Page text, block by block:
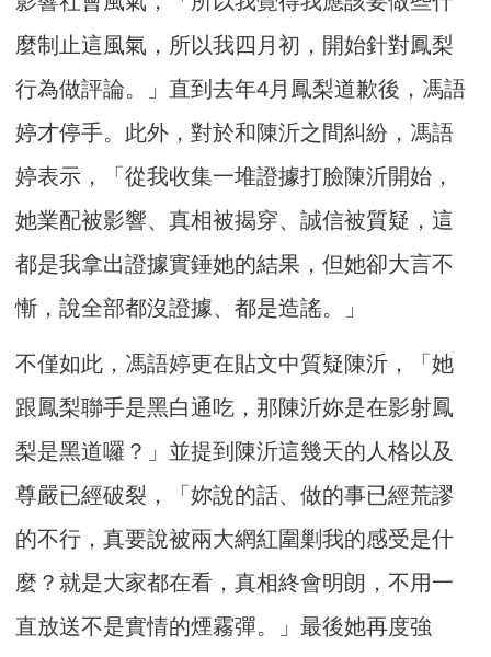
麼制止這風氣，所以我四月初，開始針對鳳梨
行為做評論。」直到去年4月鳳梨道歉後，馮語
婷才停手。此外，對於和陳沂之間糾紛，馮語
婷表示，「從我收集一堆證據打臉陳沂開始，
她業配被影響、真相被揭穿、誠信被質疑，這
都是我拿出證據實錘她的結果，但她卻大言不
慚，說全部都沒證據、都是造謠。」
不僅如此，馮語婷更在貼文中質疑陳沂，「她
跟鳳梨聯手是黑白通吃，那陳沂妳是在影射鳳
梨是黑道囉？」並提到陳沂這幾天的人格以及
尊嚴已經破裂，「妳說的話、做的事已經荒謬
的不行，真要說被兩大網紅圍剿我的感受是什
麼？就是大家都在看，真相終會明朗，不用一
直放送不是實情的煙霧彈。」最後她再度強